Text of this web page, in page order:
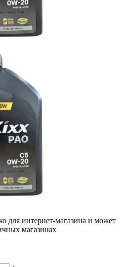
для интернет-магазина и может
магазинах